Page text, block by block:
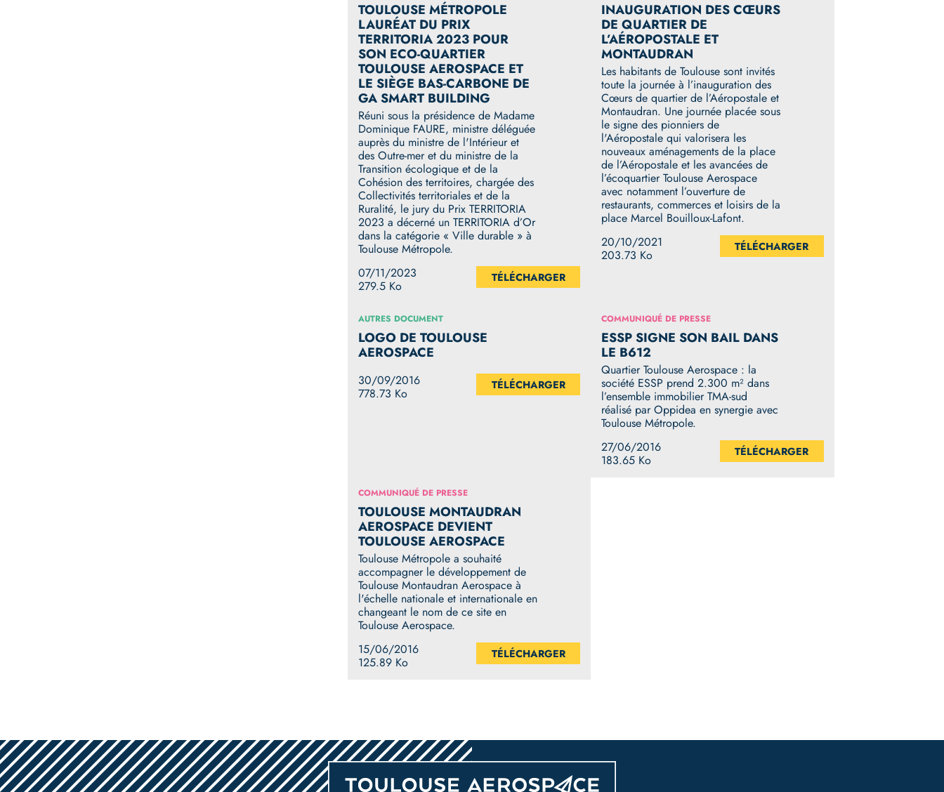
TOULOUSE MÉTROPOLE
LAURÉAT DU PRIX
TERRITORIA 2023 POUR
SON ECO-QUARTIER
TOULOUSE AEROSPACE ET
LE SIÈGE BAS-CARBONE DE
GA SMART BUILDING
Réuni sous la présidence de Madame
Dominique FAURE, ministre déléguée
auprès du ministre de l'Intérieur et
des Outre-mer et du ministre de la
Transition écologique et de la
Cohésion des territoires, chargée des
Collectivités territoriales et de la
Ruralité, le jury du Prix TERRITORIA
2023 a décerné un TERRITORIA d’Or
dans la catégorie « Ville durable » à
Toulouse Métropole.
07/11/2023
279.5 Ko
TÉLÉCHARGER
INAUGURATION DES CŒURS
DE QUARTIER DE
L’AÉROPOSTALE ET
MONTAUDRAN
Les habitants de Toulouse sont invités
toute la journée à l’inauguration des
Cœurs de quartier de l’Aéropostale et
Montaudran. Une journée placée sous
le signe des pionniers de
l'Aéropostale qui valorisera les
nouveaux aménagements de la place
de l’Aéropostale et les avancées de
l’écoquartier Toulouse Aerospace
avec notamment l’ouverture de
restaurants, commerces et loisirs de la
place Marcel Bouilloux-Lafont.
20/10/2021
203.73 Ko
TÉLÉCHARGER
AUTRES DOCUMENT
LOGO DE TOULOUSE
AEROSPACE
30/09/2016
778.73 Ko
TÉLÉCHARGER
COMMUNIQUÉ DE PRESSE
ESSP SIGNE SON BAIL DANS
LE B612
Quartier Toulouse Aerospace : la
société ESSP prend 2.300 m² dans
l’ensemble immobilier TMA-sud
réalisé par Oppidea en synergie avec
Toulouse Métropole.
27/06/2016
183.65 Ko
TÉLÉCHARGER
COMMUNIQUÉ DE PRESSE
TOULOUSE MONTAUDRAN
AEROSPACE DEVIENT
TOULOUSE AEROSPACE
Toulouse Métropole a souhaité
accompagner le développement de
Toulouse Montaudran Aerospace à
l'échelle nationale et internationale en
changeant le nom de ce site en
Toulouse Aerospace.
15/06/2016
125.89 Ko
TÉLÉCHARGER